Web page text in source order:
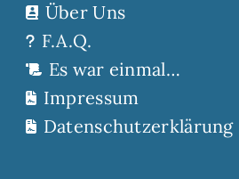
Über Uns
F.A.Q.
Es war einmal…
Impressum
Datenschutzerklärung